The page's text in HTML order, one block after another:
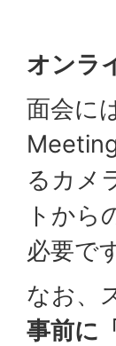
オンラ
面会に
るカメ
トから
必要で
なお、
事前に